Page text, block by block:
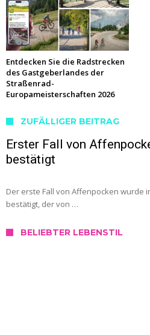
Entdecken Sie die Radstrecken
des Gastgeberlandes der
Straßenrad-
Europameisterschaften 2026
ZUFÄLLIGER BEITRAG
Erster Fall von
bestätigt
Der erste Fall von Affenpocken wurde
bestätigt, der von …
BELIEBTER LEBENSTIL